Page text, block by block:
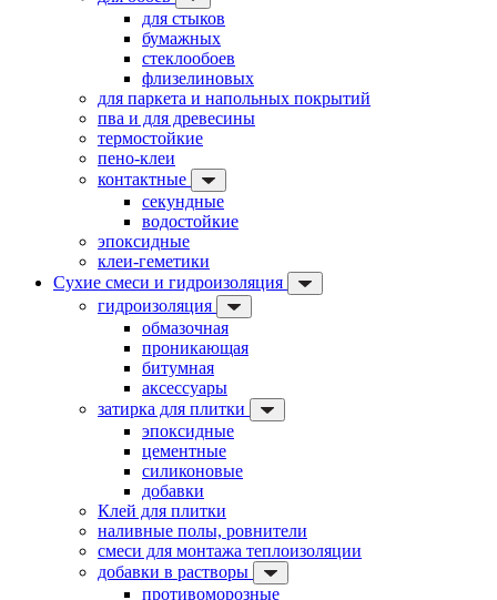
для стыков
бумажных
стеклообоев
флизелиновых
для паркета и напольных покрытий
пва и для древесины
термостойкие
пено-клеи
контактные
секундные
водостойкие
эпоксидные
клеи-геметики
Сухие смеси и гидроизоляция
гидроизоляция
обмазочная
проникающая
битумная
аксессуары
затирка для плитки
эпоксидные
цементные
силиконовые
добавки
Клей для плитки
наливные полы, ровнители
смеси для монтажа теплоизоляции
добавки в растворы
противоморозные